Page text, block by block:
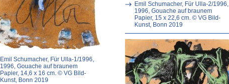
Emil Schumacher, Für Ulla-1/1996,
1996, Gouache auf braunem
Papier, 14,6 x 16 cm. © VG Bild-
Kunst, Bonn 2019
Emil Schumacher, Für Ulla-2/1996,
1996, Gouache auf braunem
Papier, 15 x 22,6 cm. © VG Bild-
Kunst, Bonn 2019